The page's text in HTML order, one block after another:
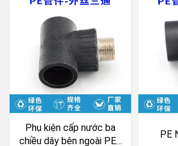
Phụ kiện cấp nước ba
chiều dây bên ngoài PE -
PE